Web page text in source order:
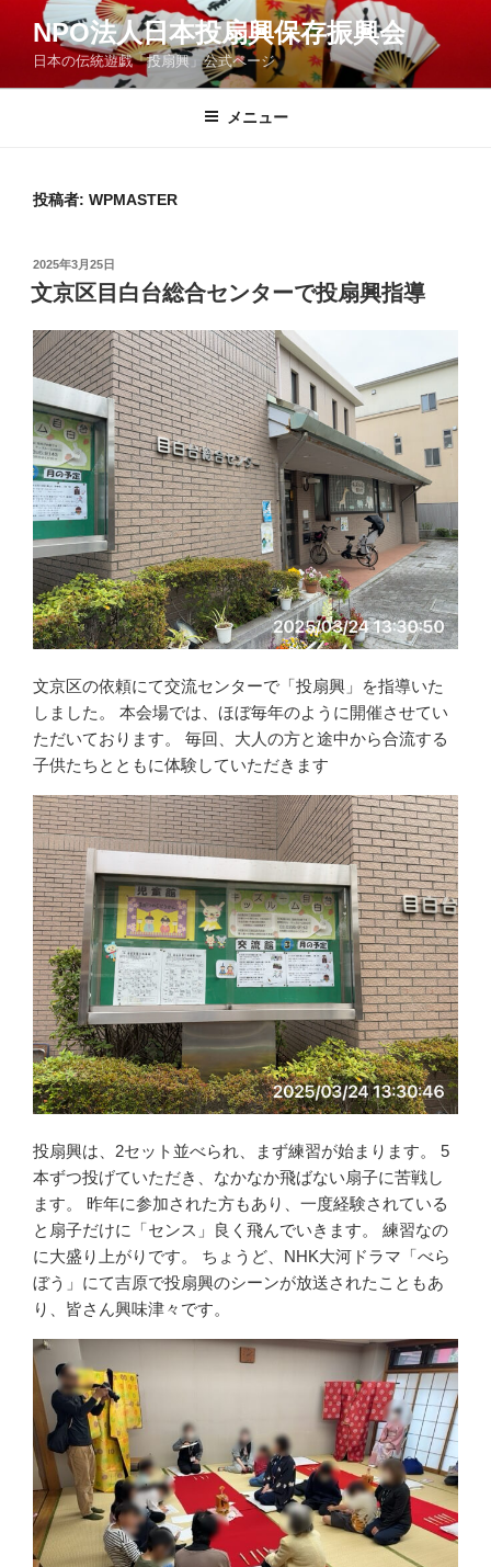
ン
NPO法人日本投扇興保存振興会
日本の伝統遊戯「投扇興」公式ページ
メニュー
投稿者: WPMASTER
投
稿
日:
2025年3月25日
文京区目白台総合センターで投扇興指導
文京区の依頼にて交流センターで「投扇興」を指導いた
しました。 本会場では、ほぼ毎年のように開催させてい
ただいております。 毎回、大人の方と途中から合流する
子供たちとともに体験していただきます
投扇興は、2セット並べられ、まず練習が始まります。 5
本ずつ投げていただき、なかなか飛ばない扇子に苦戦し
ます。 昨年に参加された方もあり、一度経験されている
と扇子だけに「センス」良く飛んでいきます。 練習なの
に大盛り上がりです。 ちょうど、NHK大河ドラマ「べら
ぼう」にて吉原で投扇興のシーンが放送されたこともあ
り、皆さん興味津々です。